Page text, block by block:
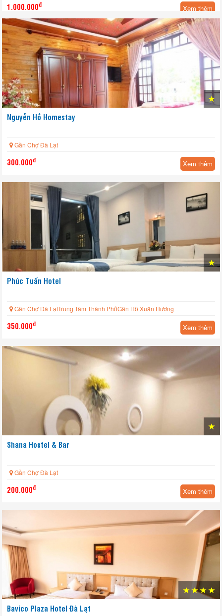
1.000.000đ Xem thêm
Nguyễn Hồ Homestay
Gần Chợ Đà Lạt
300.000đ Xem thêm
Phúc Tuấn Hotel
Gần Chợ Đà LạtTrung Tâm Thành PhốGần Hồ Xuân Hương
350.000đ Xem thêm
Shana Hostel & Bar
Gần Chợ Đà Lạt
200.000đ Xem thêm
Bavico Plaza Hotel Đà Lạt